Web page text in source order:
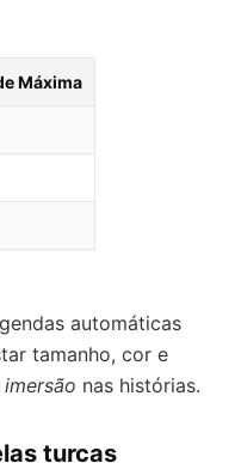
Máxima
automáticas
tamanho, cor e
imersão nas histórias.
turcas